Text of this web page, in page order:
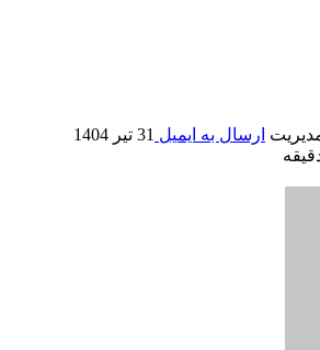
ارسال به ایمیل 31 تیر 1404